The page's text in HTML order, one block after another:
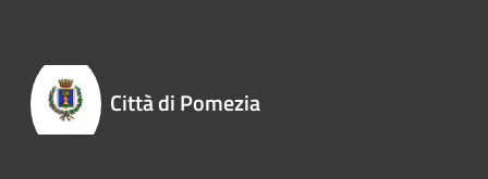
Città di Pomezia